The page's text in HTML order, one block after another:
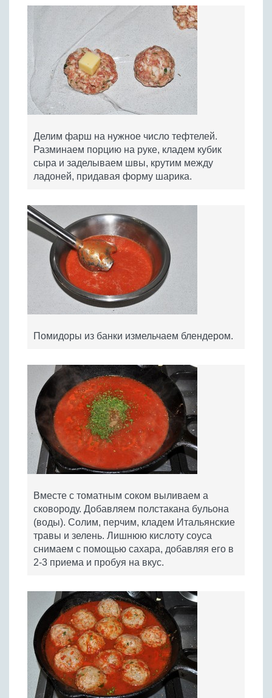
Делим фарш на нужное число тефтелей.
Разминаем порцию на руке, кладем кубик
сыра и заделываем швы, крутим между
ладоней, придавая форму шарика.
Помидоры из банки измельчаем блендером.
Вместе с томатным соком выливаем а
сковороду. Добавляем полстакана бульона
(воды). Солим, перчим, кладем Итальянские
травы и зелень. Лишнюю кислоту соуса
снимаем с помощью сахара, добавляя его в
2-3 приема и пробуя на вкус.